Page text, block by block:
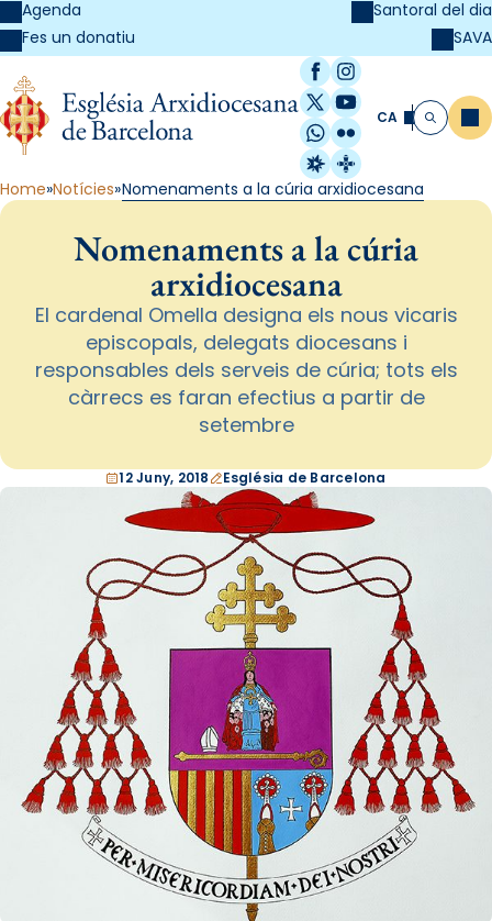
Agenda
Fes un donatiu
Santoral del dia
SAVA
Facebook
Instagram
X / Twitter
YouTube
WhatsApp
Flickr
Radio Estel
Catalunya
CA Cerca
Home Notícies Nomenaments a la cúria arxidiocesana
Nomenaments a la cúria
arxidiocesana
El cardenal Omella designa els nous vicaris
episcopals, delegats diocesans i
responsables dels serveis de cúria; tots els
càrrecs es faran efectius a partir de
setembre
12 Juny, 2018 Església de Barcelona